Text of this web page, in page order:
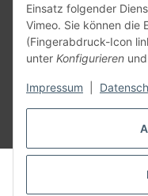
Einsatz folgender
Vimeo. Sie können die
(Fingerabdruck-Icon
unter Konfigurieren
Impressum
* Alle Preise inkl. gesetzlicher